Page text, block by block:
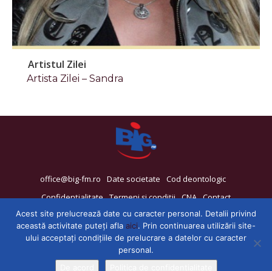
Artistul Zilei
Artista Zilei – Sandra
office@big-fm.ro Date societate
Cod deontologic
Confidențialitate Termeni și condiții CNA Contact
Acest site prelucrează date cu caracter personal. Detalii privind
această activitate puteți afla aici. Prin continuarea utilizării site-
ului acceptați condițiile de prelucrare a datelor cu caracter
personal.